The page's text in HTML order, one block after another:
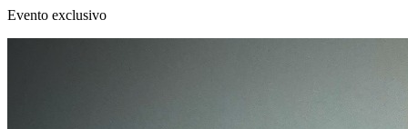
Evento exclusivo